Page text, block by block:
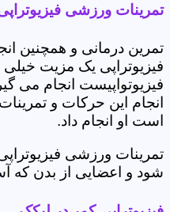
تمرینات ورزشی
تمرین درمانی و همچنین
فیزیوتراپی یک مزیت
فیزیوتواپیست انجام می
انجام این حرکات و
است او انجام داد.
تمرینات ورزشی
شود و اعضایی از بدن که